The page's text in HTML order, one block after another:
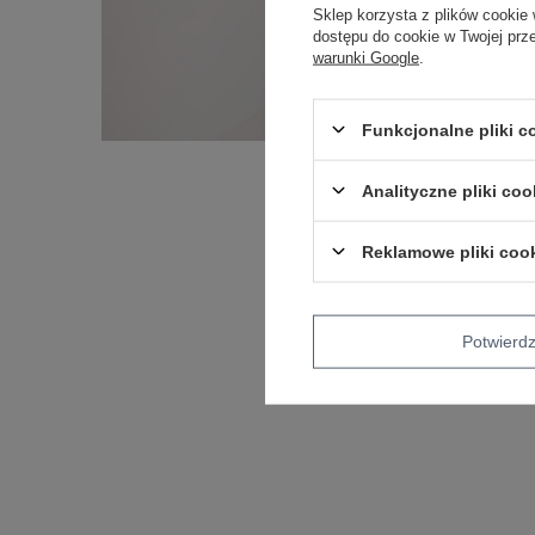
Sklep korzysta z plików cookie
dostępu do cookie w Twojej
warunki Google
Funkcjonalne pliki
Analityczne pliki
Reklamowe pliki